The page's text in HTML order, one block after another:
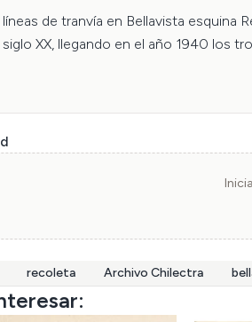
de tranvía en Bellavista
XX, llegando en el año 1940 los
recoleta Archivo Chilectra